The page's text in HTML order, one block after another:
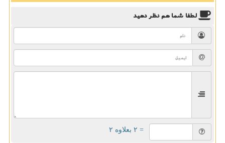
لطفا شما همنظر دهید
= ۲ بعلاوه ۲